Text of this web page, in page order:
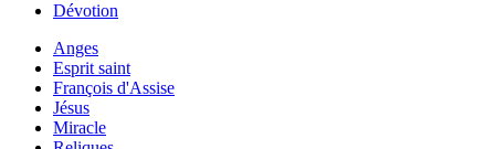
Dévotion
Anges
Esprit saint
François d'Assise
Jésus
Miracle